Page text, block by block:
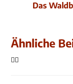
Das
Ähnliche